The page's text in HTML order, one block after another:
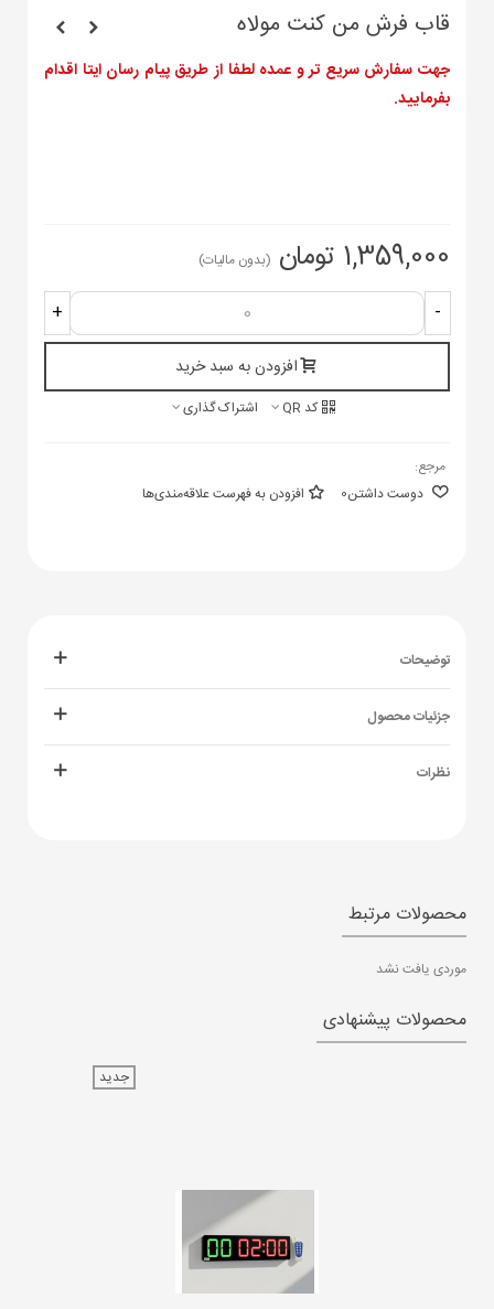
قاب فرش من کنت مولاه
جهت سفارش سریع تر و عمده لطفا از طریق پیام رسان ایتا اقدام
بفرمایید.
1,359,000 تومان (بدون مالیات)
-
+
افزودن به سبد خرید
کد QR اشتراک گذاری
مرجع:
دوست داشتن0 افزودن به فهرست علاقه‌مندی‌ها
توضیحات
جزئیات محصول
نظرات
محصولات مرتبط
موردی یافت نشد
محصولات پیشنهادی
جدید